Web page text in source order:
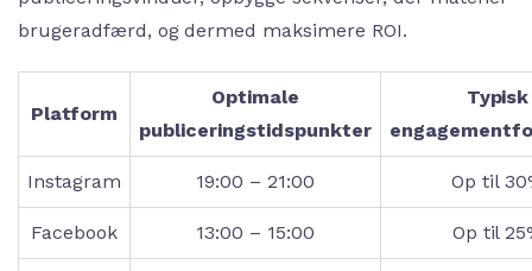
brugeradfærd, og dermed maksimere ROI.
Platform
Optimale
publiceringstidspunkter
Typisk
Instagram 19:00 – 21:00 Op til
Facebook 13:00 – 15:00 Op til